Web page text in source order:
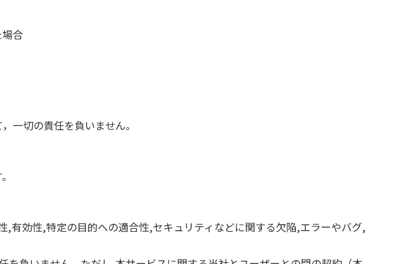
合
一切の責任を負いません。
効性,特定の目的への適合性,セキュリティなどに関する欠陥,エラーやバグ,